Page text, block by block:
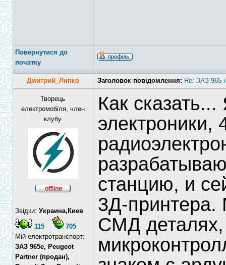
Повернутися до
початку
Дмитрий_Липко Заголовок повідомлення: Re: ЗАЗ 965
Творець
електромобіля, член
клубу
Звідки: Украина,Киев
115
705
Мій електротранспорт:
ЗАЗ 965e, Peugeot
Partner (продан),
Как
электроники,
станцию, и
3Д-принтера.
СМД